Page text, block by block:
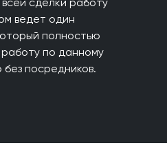
сделки работу
ведет один
полностью
по данному
посредников.